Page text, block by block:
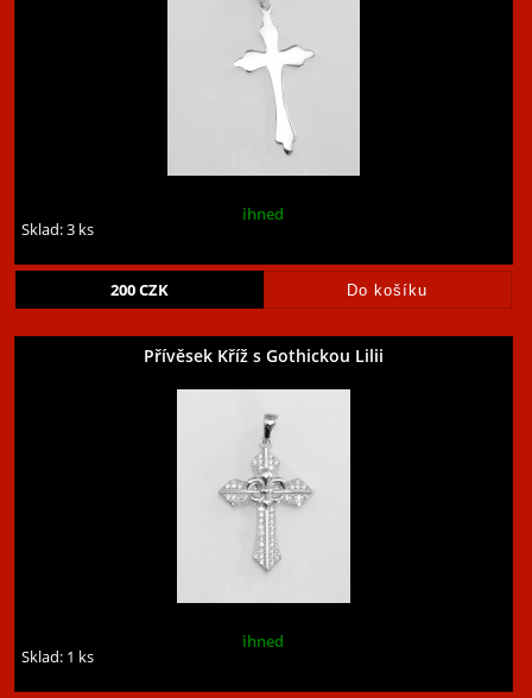
ihned
Sklad: 3 ks
200CZK
Přívěsek Kříž s Gothickou Lilii
ihned
Sklad: 1 ks